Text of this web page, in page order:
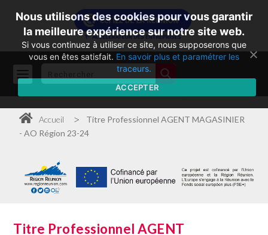
Accueil >
Titre Professionnel AGENT MAGASINIER
- AO Région 23-24
Titre Professionnel AGENT
Nous utilisons des cookies pour vous garantir
la meilleure expérience sur notre site web.
Si vous continuez à utiliser ce site, nous supposerons que
vous en êtes satisfait. En savoir plus et paramétrer les
traceurs.
ACCEPTER